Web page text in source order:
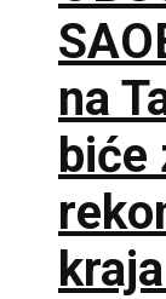
na
biće